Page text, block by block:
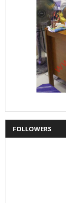
FOLLOWERS